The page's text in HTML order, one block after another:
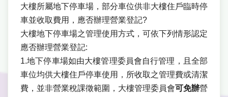
大樓所屬地下停車場，部分車位供非大樓住戶臨時停
車並收取費用，應否辦理營業登記?
大樓地下停車場之管理使用方式，可依下列情形認定
應否辦理營業登記:
1.地下停車場如由大樓管理委員會自行管理，且全部
車位均供大樓住戶停車使用，所收取之管理費或清潔
費，並非營業稅課徵範圍，大樓管理委員會可免辦營